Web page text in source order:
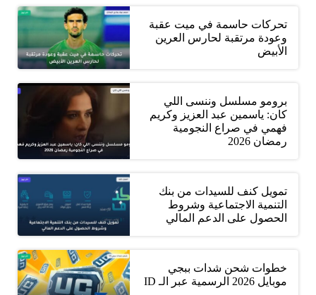
تحركات حاسمة في ميت عقبة
وعودة مرتقبة لحارس العرين
الأبيض
برومو مسلسل وننسى اللي
كان: ياسمين عبد العزيز وكريم
فهمي في صراع النجومية
رمضان 2026
تمويل كنف للسيدات من بنك
التنمية الاجتماعية وشروط
الحصول على الدعم المالي
خطوات شحن شدات ببجي
موبايل 2026 الرسمية عبر الـ ID